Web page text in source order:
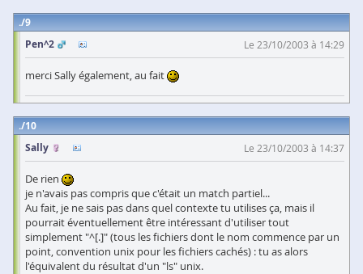
9
Pen^2
Le 23/10/2003 à 14:29
merci Sally également, au fait
10
Sally
Le 23/10/2003 à 14:37
De rien
je n'avais pas compris que c'était un match partiel...
Au fait, je ne sais pas dans quel contexte tu utilises ça, mais il
pourrait éventuellement être intéressant d'utiliser tout
simplement "^[.]" (tous les fichiers dont le nom commence par un
point, convention unix pour les fichiers cachés) : tu as alors
l'équivalent du résultat d'un "ls" unix.